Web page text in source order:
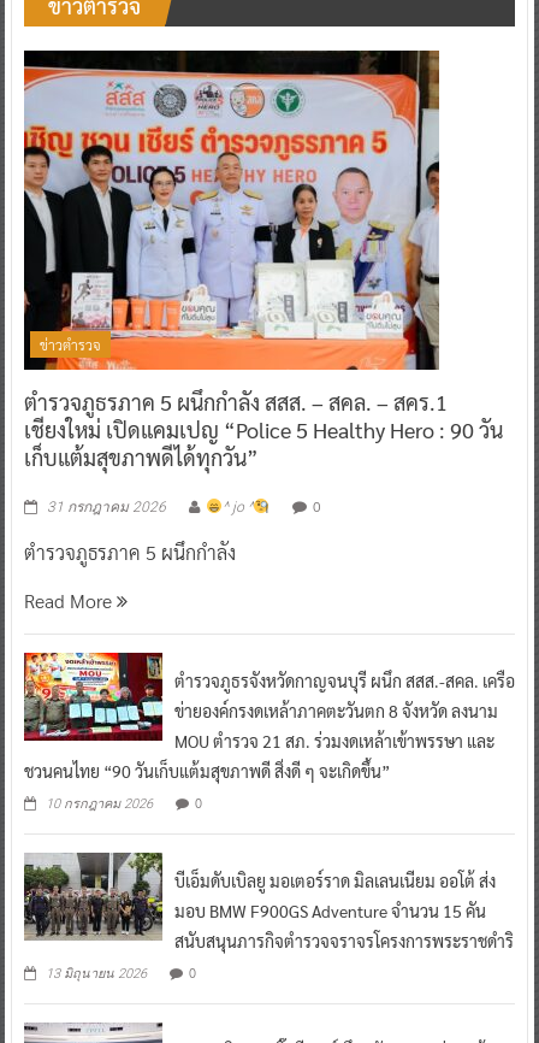
ข่าวตำรวจ
ตำรวจภูธรภาค 5 ผนึกกำลัง สสส. – สคล. – สคร.1
เชียงใหม่ เปิดแคมเปญ “Police 5 Healthy Hero : 90 วัน
เก็บแต้มสุขภาพดีได้ทุกวัน”
31 กรกฎาคม 2026 ^ jo ^ 0
ตำรวจภูธรภาค 5 ผนึกกำลัง
Read More
ตำรวจภูธรจังหวัดกาญจนบุรี ผนึก สสส.-สคล. เครือ
ข่ายองค์กรงดเหล้าภาคตะวันตก 8 จังหวัด ลงนาม
MOU ตำรวจ 21 สภ. ร่วมงดเหล้าเข้าพรรษา และ
ชวนคนไทย “90 วันเก็บแต้มสุขภาพดี สิ่งดี ๆ จะเกิดขึ้น”
10 กรกฎาคม 2026 0
บีเอ็มดับเบิลยู มอเตอร์ราด มิลเลนเนียม ออโต้ ส่ง
มอบ BMW F900GS Adventure จำนวน 15 คัน
สนับสนุนภารกิจตำรวจจราจรโครงการพระราชดำริ
13 มิถุนายน 2026 0